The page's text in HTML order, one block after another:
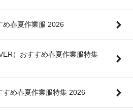
め春夏作業服 2026
）おすすめ春夏作業服特集
すめ春夏作業服特集 2026